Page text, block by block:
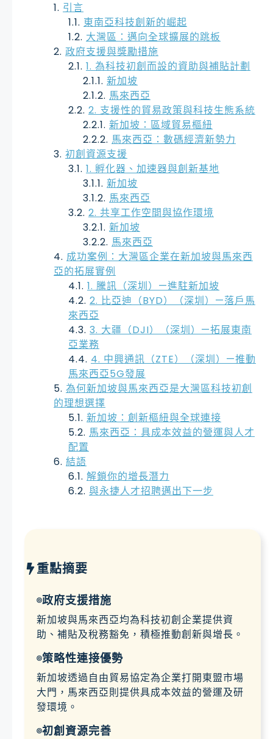
引言
東南亞科技創新的崛起
大灣區：邁向全球擴展的跳板
政府支援與獎勵措施
1. 為科技初創而設的資助與補貼計劃
新加坡
馬來西亞
2. 支援性的貿易政策與科技生態系統
新加坡：區域貿易樞紐
馬來西亞：數碼經濟新勢力
初創資源支援
1. 孵化器、加速器與創新基地
新加坡
馬來西亞
2. 共享工作空間與協作環境
新加坡
馬來西亞
成功案例：大灣區企業在新加坡與馬來西
亞的拓展實例
1. 騰訊（深圳）—進駐新加坡
2. 比亞迪（BYD）（深圳）—落戶馬
來西亞
3. 大疆（DJI）（深圳）—拓展東南
亞業務
4. 中興通訊（ZTE）（深圳）—推動
馬來西亞5G發展
為何新加坡與馬來西亞是大灣區科技初創
的理想選擇
新加坡：創新樞紐與全球連接
馬來西亞：具成本效益的營運與人才
配置
結語
解鎖你的增長潛力
與永捷人才招聘邁出下一步
重點摘要
政府支援措施
新加坡與馬來西亞均為科技初創企業提供資
助、補貼及稅務豁免，積極推動創新與增長。
策略性連接優勢
新加坡透過自由貿易協定為企業打開東盟市場
大門，馬來西亞則提供具成本效益的營運及研
發環境。
初創資源完善